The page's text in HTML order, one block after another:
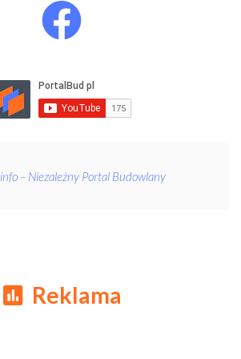
– Niezależny Portal Budowlany
Reklama